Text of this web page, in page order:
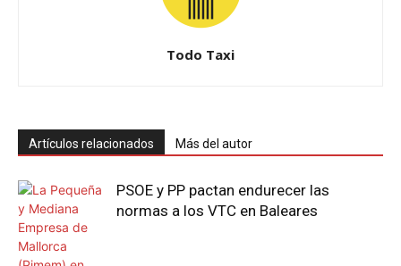
Todo Taxi
Artículos relacionados Más del autor
PSOE y PP pactan endurecer las
normas a los VTC en Baleares